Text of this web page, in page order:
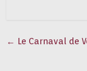
← Le Carnaval de